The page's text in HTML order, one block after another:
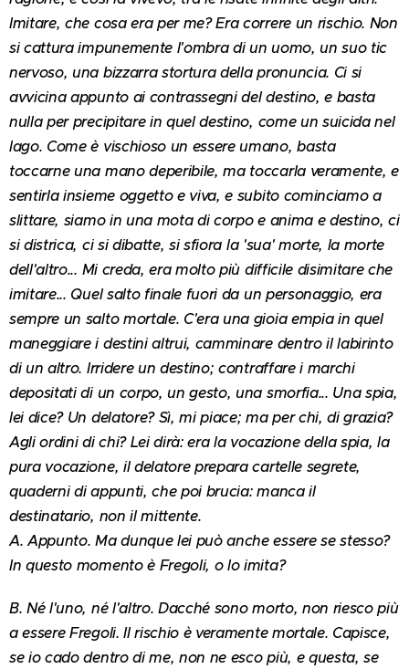
Imitare, che cosa era per me? Era correre un rischio. Non
si cattura impunemente l'ombra di un uomo, un suo tic
nervoso, una bizzarra stortura della pronuncia. Ci si
avvicina appunto ai contrassegni del destino, e basta
nulla per precipitare in quel destino, come un suicida nel
lago. Come è vischioso un essere umano, basta
toccarne una mano deperibile, ma toccarla veramente, e
sentirla insieme oggetto e viva, e subito cominciamo a
slittare, siamo in una mota di corpo e anima e destino, ci
si districa, ci si dibatte, si sfiora la 'sua' morte, la morte
dell'altro... Mi creda, era molto più difficile disimitare che
imitare... Quel salto finale fuori da un personaggio, era
sempre un salto mortale. C'era una gioia empia in quel
maneggiare i destini altrui, camminare dentro il labirinto
di un altro. Irridere un destino; contraffare i marchi
depositati di un corpo, un gesto, una smorfia... Una spia,
lei dice? Un delatore? Sì, mi piace; ma per chi, di grazia?
Agli ordini di chi? Lei dirà: era la vocazione della spia, la
pura vocazione, il delatore prepara cartelle segrete,
quaderni di appunti, che poi brucia: manca il
destinatario, non il mittente.
A. Appunto. Ma dunque lei può anche essere se stesso?
In questo momento è Fregoli, o lo imita?
B. Né l'uno, né l'altro. Dacché sono morto, non riesco più
a essere Fregoli. Il rischio è veramente mortale. Capisce,
se io cado dentro di me, non ne esco più, e questa, se